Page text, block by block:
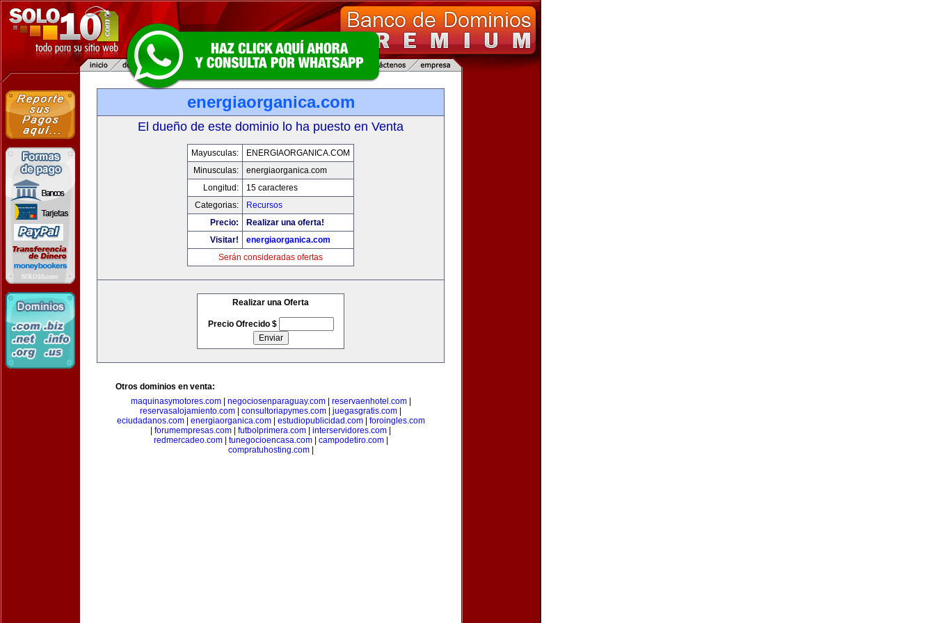
energiaorganica.com
El dueño de este dominio lo ha puesto en Venta
Mayusculas:
ENERGIAORGANICA.COM
Minusculas:
energiaorganica.com
Longitud:
15 caracteres
Categorias:
Recursos
Precio:
Realizar una oferta!
Visitar!
energiaorganica.com
Serán consideradas ofertas
Realizar una Oferta
Precio Ofrecido $
Otros dominios en venta:
maquinasymotores.com| negociosenparaguay.com| reservaenhotel.com|
reservasalojamiento.com
consultoriapymes.com juegasgratis.com
eciudadanos.com| energiaorganica.com| estudiopublicidad.com| foroingles.com
forumempresas.com futbolprimera.com interservidores.com
redmercadeo.com| tunegocioencasa.com| campodetiro.com|
compratuhosting.com|